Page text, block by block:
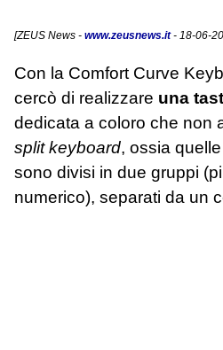
[ZEUS News - www.zeusnews.it- 18-06-
Con la Comfort Curve
cercò di realizzare una
dedicata a coloro che non
split keyboard, ossia
sono divisi in due gruppi
numerico), separati da un